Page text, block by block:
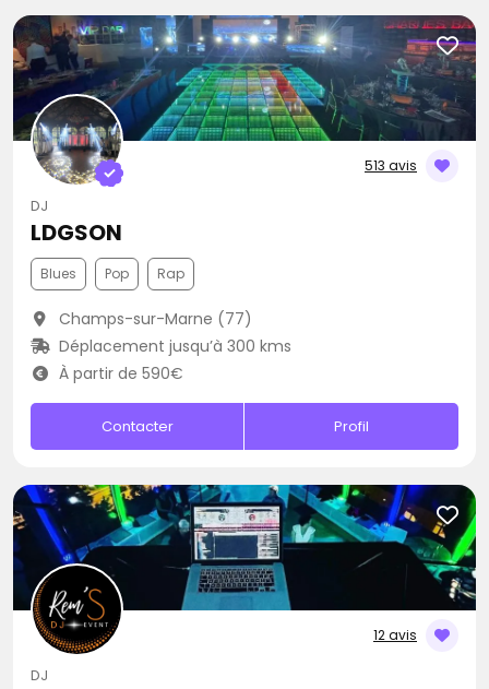
513 avis
DJ
LDGSON
Blues Pop Rap
Champs-sur-Marne (77)
Déplacement jusqu’à 300 kms
À partir de 590€
Contacter Profil
12 avis
DJ